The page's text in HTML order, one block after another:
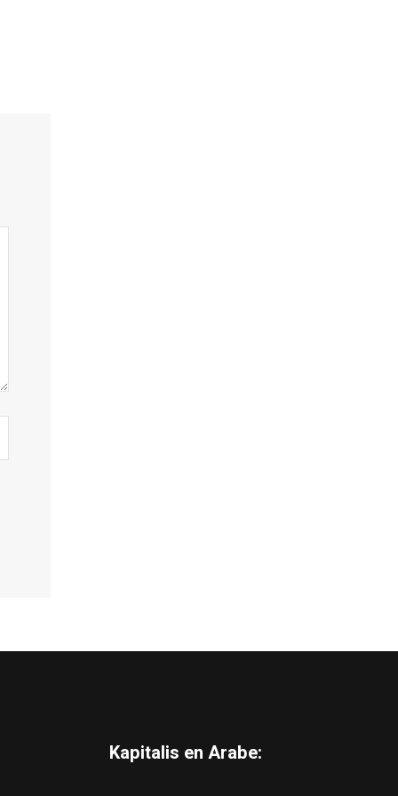
Kapitalis en Arabe: